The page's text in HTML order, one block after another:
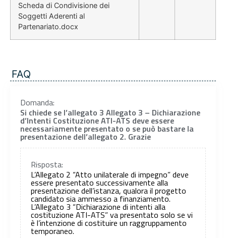
Scheda di Condivisione dei
Soggetti Aderenti al
Partenariato.docx
FAQ
Domanda:
Si chiede se l’allegato 3 Allegato 3 – Dichiarazione
d’Intenti Costituzione ATI-ATS deve essere
necessariamente presentato o se può bastare la
presentazione dell’allegato 2. Grazie
Risposta:
L’Allegato 2 “Atto unilaterale di impegno” deve
essere presentato successivamente alla
presentazione dell’istanza, qualora il progetto
candidato sia ammesso a finanziamento.
L’Allegato 3 “Dichiarazione di intenti alla
costituzione ATI-ATS” va presentato solo se vi
è l’intenzione di costituire un raggruppamento
temporaneo.